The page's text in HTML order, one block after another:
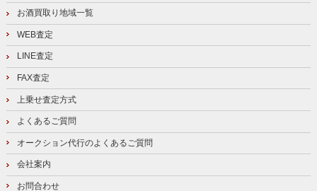
お酒買取り地域一覧
WEB査定
LINE査定
FAX査定
上乗せ査定方式
よくあるご質問
オークション代行のよくあるご質問
会社案内
お問合わせ